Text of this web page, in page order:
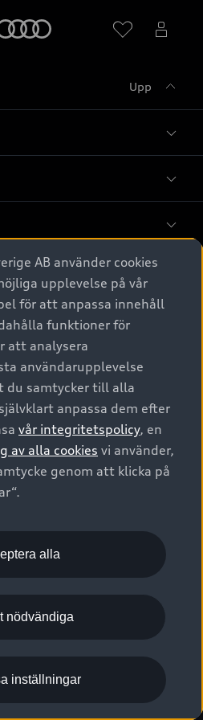
Upp
som nya
Audi
Hur påverkas min bil av detta?
Återförsäljare
om dataläcka
Rights Reserved.
Audi AG
cookies
AB använder cookies
upplevelse på vår
för att anpassa innehåll
funktioner för
att analysera
användarupplevelse
du samtycker till alla
anpassa dem efter
vår integritetspolicy, en
av alla cookies vi använder,
genom att klicka på
alla
nödvändiga
inställningar